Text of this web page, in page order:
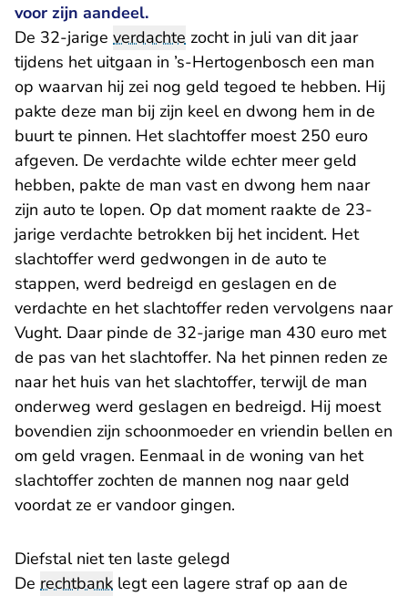
voor zijn aandeel.
De 32-jarige verdachte zocht in juli van dit jaar
tijdens het uitgaan in ’s-Hertogenbosch een man
op waarvan hij zei nog geld tegoed te hebben. Hij
pakte deze man bij zijn keel en dwong hem in de
buurt te pinnen. Het slachtoffer moest 250 euro
afgeven. De verdachte wilde echter meer geld
hebben, pakte de man vast en dwong hem naar
zijn auto te lopen. Op dat moment raakte de 23-
jarige verdachte betrokken bij het incident. Het
slachtoffer werd gedwongen in de auto te
stappen, werd bedreigd en geslagen en de
verdachte en het slachtoffer reden vervolgens naar
Vught. Daar pinde de 32-jarige man 430 euro met
de pas van het slachtoffer. Na het pinnen reden ze
naar het huis van het slachtoffer, terwijl de man
onderweg werd geslagen en bedreigd. Hij moest
bovendien zijn schoonmoeder en vriendin bellen en
om geld vragen. Eenmaal in de woning van het
slachtoffer zochten de mannen nog naar geld
voordat ze er vandoor gingen.
Diefstal niet ten laste gelegd
De rechtbank legt een lagere straf op aan de